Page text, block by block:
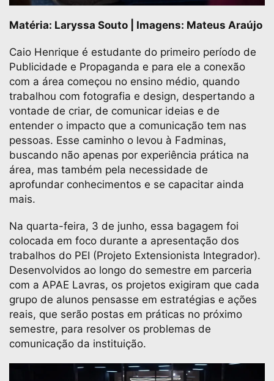
Matéria: Laryssa Souto | Imagens: Mateus Araújo
Caio Henrique é estudante do primeiro período de
Publicidade e Propaganda e para ele a conexão
com a área começou no ensino médio, quando
trabalhou com fotografia e design, despertando a
vontade de criar, de comunicar ideias e de
entender o impacto que a comunicação tem nas
pessoas. Esse caminho o levou à Fadminas,
buscando não apenas por experiência prática na
área, mas também pela necessidade de
aprofundar conhecimentos e se capacitar ainda
mais.
Na quarta-feira, 3 de junho, essa bagagem foi
colocada em foco durante a apresentação dos
trabalhos do PEI (Projeto Extensionista Integrador).
Desenvolvidos ao longo do semestre em parceria
com a APAE Lavras, os projetos exigiram que cada
grupo de alunos pensasse em estratégias e ações
reais, que serão postas em práticas no próximo
semestre, para resolver os problemas de
comunicação da instituição.